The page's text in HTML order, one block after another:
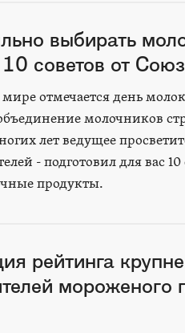
выбирать
советов от
отмечается день
молочников
лет ведущее
- подготовил для вас 10
продукты.
рейтинга
мороженого